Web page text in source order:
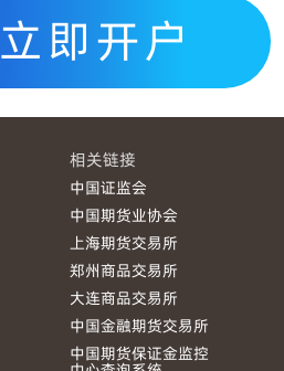
立即开户
相关链接
中国证监会
中国期货业协会
上海期货交易所
郑州商品交易所
大连商品交易所
中国金融期货交易所
中国期货保证金监控